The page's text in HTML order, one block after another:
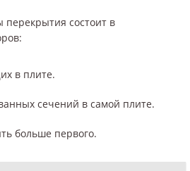
перекрытия состоит в
в плите.
сечений в самой плите.
больше первого.